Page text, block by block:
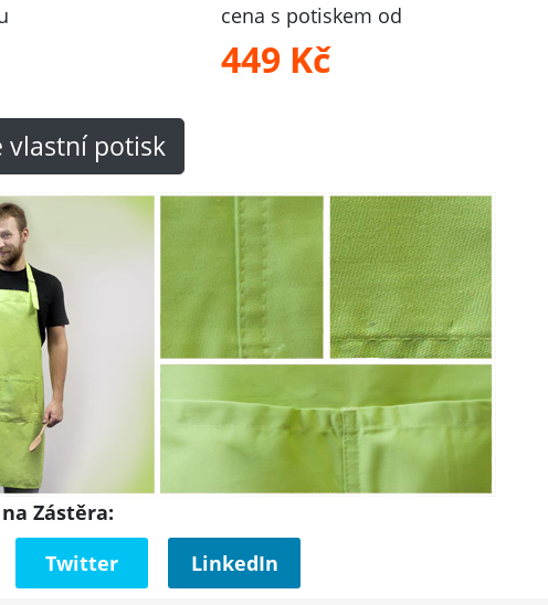
cena s potiskem od
449 Kč
vlastní potisk
Zástěra:
Twitter LinkedIn